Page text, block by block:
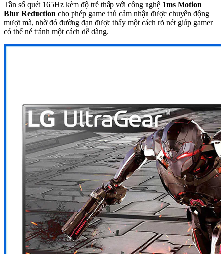
Tần số quét 165Hz kèm độ trễ thấp với công nghệ 1ms Motion
Blur Reduction cho phép game thủ cảm nhận được chuyển động
mượt mà, nhờ đó đường đạn được thấy một cách rõ nét giúp gamer
có thể né tránh một cách dễ dàng.